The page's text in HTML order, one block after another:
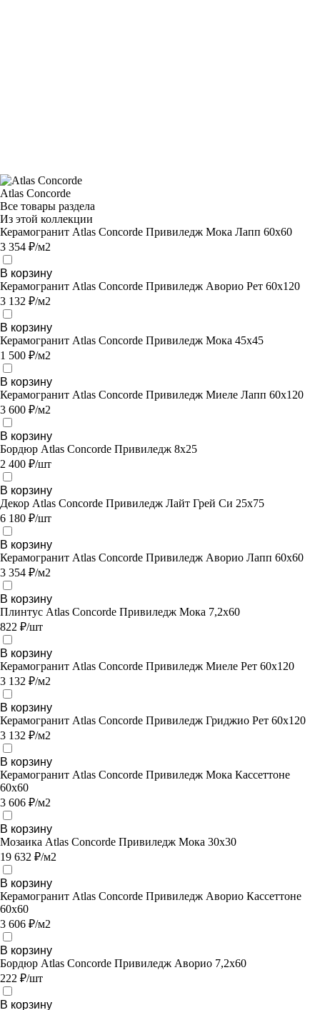
Atlas Concorde
Все товары раздела
Из этой коллекции
Керамогранит Atlas Concorde Привиледж Мока Лапп 60х60
3 354 ₽/м2
В корзину
Керамогранит Atlas Concorde Привиледж Аворио Рет 60х120
3 132 ₽/м2
В корзину
Керамогранит Atlas Concorde Привиледж Мока 45х45
1 500 ₽/м2
В корзину
Керамогранит Atlas Concorde Привиледж Миеле Лапп 60х120
3 600 ₽/м2
В корзину
Бордюр Atlas Concorde Привиледж 8х25
2 400 ₽/шт
В корзину
Декор Atlas Concorde Привиледж Лайт Грей Си 25х75
6 180 ₽/шт
В корзину
Керамогранит Atlas Concorde Привиледж Аворио Лапп 60х60
3 354 ₽/м2
В корзину
Плинтус Atlas Concorde Привиледж Мока 7,2х60
822 ₽/шт
В корзину
Керамогранит Atlas Concorde Привиледж Миеле Рет 60х120
3 132 ₽/м2
В корзину
Керамогранит Atlas Concorde Привиледж Гриджио Рет 60х120
3 132 ₽/м2
В корзину
Керамогранит Atlas Concorde Привиледж Мока Кассеттоне
60х60
3 606 ₽/м2
В корзину
Мозаика Atlas Concorde Привиледж Мока 30х30
19 632 ₽/м2
В корзину
Керамогранит Atlas Concorde Привиледж Аворио Кассеттоне
60х60
3 606 ₽/м2
В корзину
Бордюр Atlas Concorde Привиледж Аворио 7,2х60
222 ₽/шт
В корзину